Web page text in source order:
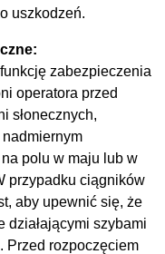
uszkodzeń.
zabezpieczenia
operatora przed
słonecznych,
polu w maju lub w
przypadku ciągników
aby upewnić się, że
działającymi szybami
Przed rozpoczęciem